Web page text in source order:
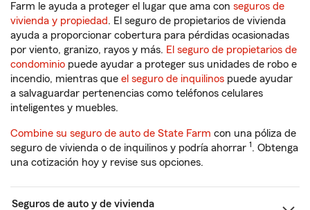
Farm le ayuda a proteger el lugar que ama con seguros de
vivienda y propiedad. El seguro de propietarios de vivienda
ayuda a proporcionar cobertura para pérdidas ocasionadas
por viento, granizo, rayos y más. El seguro de propietarios de
condominio puede ayudar a proteger sus unidades de robo e
incendio, mientras que el seguro de inquilinos puede ayudar
a salvaguardar pertenencias como teléfonos celulares
inteligentes y muebles.
Combine su seguro de auto de State Farm con una póliza de
seguro de vivienda o de inquilinos y podría ahorrar 1. Obtenga
una cotización hoy y revise sus opciones.
Seguros de auto y de vivienda